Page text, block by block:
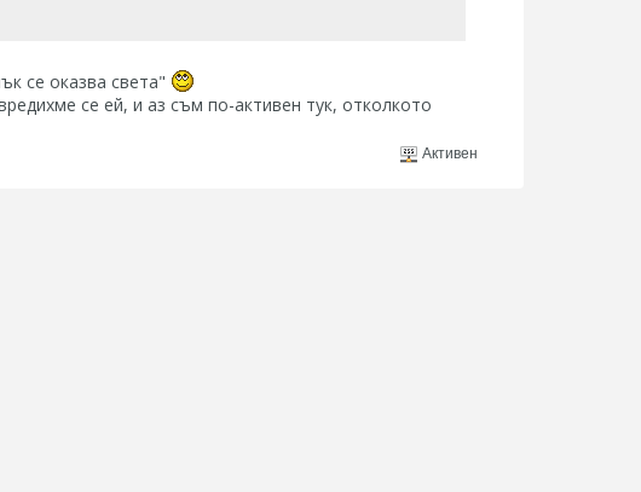
се оказва света"
се ей, и аз съм по-активен тук, отколкото
Активен